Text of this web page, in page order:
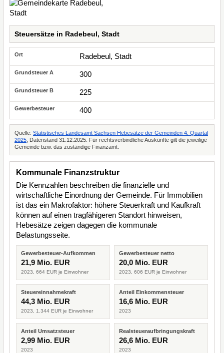
Steuersätze in Radebeul, Stadt
Radebeul, Stadt
300
225
400
Quelle: Statistisches Landesamt Sachsen Hebesätze der Gemeinden 4. Quartal
2025 , Datenstand 31.12.2025. Für rechtsverbindliche Auskünfte gilt die jeweilige
Gemeinde bzw. das zuständige Finanzamt.
Kommunale Finanzstruktur
Die Kennzahlen beschreiben die finanzielle und
wirtschaftliche Einordnung der Gemeinde. Für Immobilien
ist das ein Makrofaktor: höhere Steuerkraft und Kaufkraft
können auf einen tragfähigeren Standort hinweisen,
Hebesätze zeigen dagegen die kommunale
Belastungsseite.
Gewerbesteuer-Aufkommen
21,9 Mio. EUR
2023, 664 EUR je Einwohner
Gewerbesteuer netto
20,0 Mio. EUR
2023, 606 EUR je Einwohner
Steuereinnahmekraft
44,3 Mio. EUR
2023, 1.344 EUR je Einwohner
Anteil Einkommensteuer
16,6 Mio. EUR
2023
Anteil Umsatzsteuer
2,99 Mio. EUR
2023
Realsteueraufbringungskraft
26,6 Mio. EUR
2023